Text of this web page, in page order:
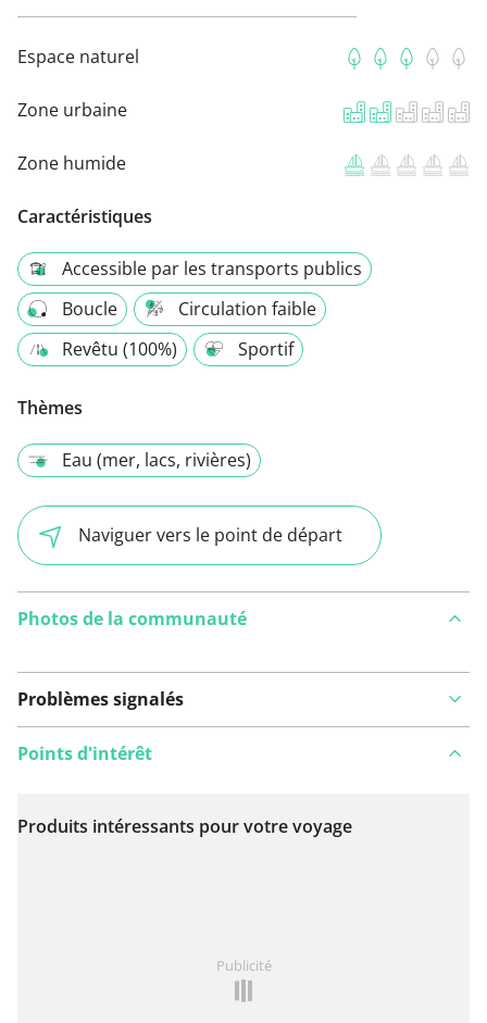
Espace naturel
Zone urbaine
Zone humide
Caractéristiques
Accessible par les transports publics
Boucle
Circulation faible
Revêtu (100%)
Sportif
Thèmes
Eau (mer, lacs, rivières)
Naviguer vers le point de départ
Photos de la communauté
Problèmes signalés
Voir sur la carte
Points d'intérêt
Produits intéressants pour votre voyage
Publicité